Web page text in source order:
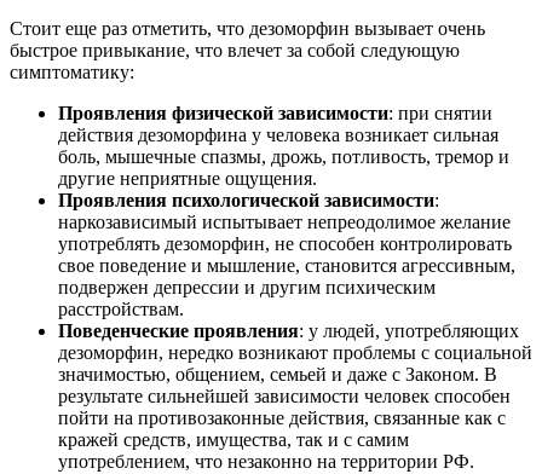
Стоит еще раз отметить, что дезоморфин вызывает очень
быстрое привыкание, что влечет за собой следующую
симптоматику:
Проявления физической зависимости: при снятии
действия дезоморфина у человека возникает сильная
боль, мышечные спазмы, дрожь, потливость, тремор и
другие неприятные ощущения.
Проявления психологической зависимости:
наркозависимый испытывает непреодолимое желание
употреблять дезоморфин, не способен контролировать
свое поведение и мышление, становится агрессивным,
подвержен депрессии и другим психическим
расстройствам.
Поведенческие проявления: у людей, употребляющих
дезоморфин, нередко возникают проблемы с социальной
значимостью, общением, семьей и даже с Законом. В
результате сильнейшей зависимости человек способен
пойти на противозаконные действия, связанные как с
кражей средств, имущества, так и с самим
употреблением, что незаконно на территории РФ.